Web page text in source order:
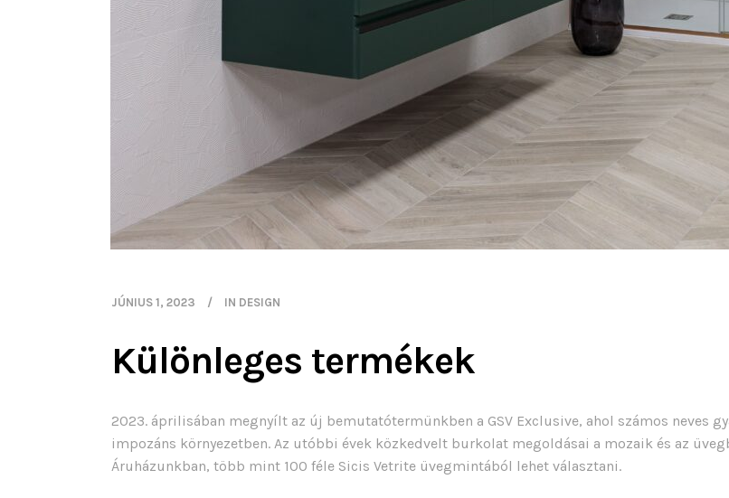
JÚNIUS 1, 2023 IN DESIGN
Különleges termékek
2023. áprilisában megnyílt az új bemutatótermünkben a GSV Exclusive, ahol számos neves
impozáns környezetben. Az utóbbi évek közkedvelt burkolat megoldásai a mozaik és az
Áruházunkban, több mint 100 féle Sicis Vetrite üvegmintából lehet választani.